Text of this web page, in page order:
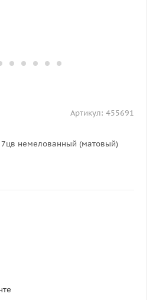
Артикул: 455691
немелованный (матовый)